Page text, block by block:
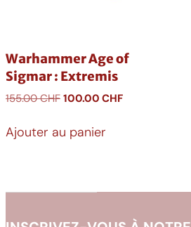
Warhammer Age of
Sigmar : Extremis
155.00CHF Le
initial
était :
100.00 CHFLe
Ajouter au panier